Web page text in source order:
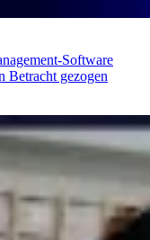
Software
Betracht gezogen